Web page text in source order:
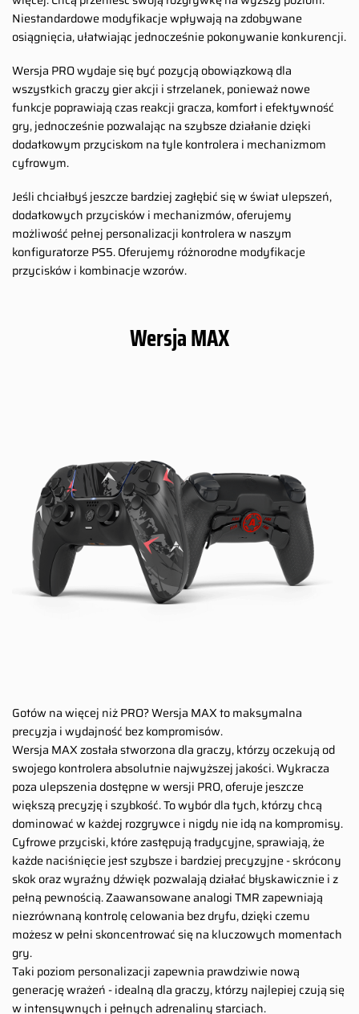
Niestandardowe modyfikacje wpływają na zdobywane
osiągnięcia, ułatwiając jednocześnie pokonywanie konkurencji.
Wersja PRO wydaje się być pozycją obowiązkową dla
wszystkich graczy gier akcji i strzelanek, ponieważ nowe
funkcje poprawiają czas reakcji gracza, komfort i efektywność
gry, jednocześnie pozwalając na szybsze działanie dzięki
dodatkowym przyciskom na tyle kontrolera i mechanizmom
cyfrowym.
Jeśli chciałbyś jeszcze bardziej zagłębić się w świat ulepszeń,
dodatkowych przycisków i mechanizmów, oferujemy
możliwość pełnej personalizacji kontrolera w naszym
konfiguratorze PS5. Oferujemy różnorodne modyfikacje
przycisków i kombinacje wzorów.
Wersja MAX
Gotów na więcej niż PRO? Wersja MAX to maksymalna
precyzja i wydajność bez kompromisów.
Wersja MAX została stworzona dla graczy, którzy oczekują od
swojego kontrolera absolutnie najwyższej jakości. Wykracza
poza ulepszenia dostępne w wersji PRO, oferuje jeszcze
większą precyzję i szybkość. To wybór dla tych, którzy chcą
dominować w każdej rozgrywce i nigdy nie idą na kompromisy.
Cyfrowe przyciski, które zastępują tradycyjne, sprawiają, że
każde naciśnięcie jest szybsze i bardziej precyzyjne - skrócony
skok oraz wyraźny dźwięk pozwalają działać błyskawicznie i z
pełną pewnością. Zaawansowane analogi TMR zapewniają
niezrównaną kontrolę celowania bez dryfu, dzięki czemu
możesz w pełni skoncentrować się na kluczowych momentach
gry.
Taki poziom personalizacji zapewnia prawdziwie nową
generację wrażeń - idealną dla graczy, którzy najlepiej czują się
w intensywnych i pełnych adrenaliny starciach.